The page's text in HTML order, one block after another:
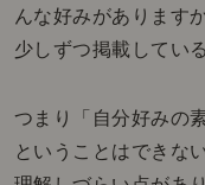
んな好みがあります
少しずつ掲載してい
つまり「自分好みの
ということはできな